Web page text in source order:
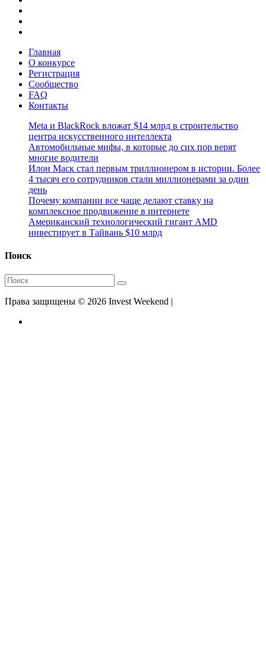
Главная
О конкурсе
Регистрация
Сообщество
FAQ
Контакты
Meta и BlackRock вложат $14 млрд в строительство
центра искусственного интеллекта
Автомобильные мифы, в которые до сих пор верят
многие водители
Илон Маск стал первым триллионером в истории. Более
4 тысяч его сотрудников стали миллионерами за один
день
Почему компании все чаще делают ставку на
комплексное продвижение в интернете
Американский технологический гигант AMD
инвестирует в Тайвань $10 млрд
Поиск
Права защищены © 2026 Invest Weekend |